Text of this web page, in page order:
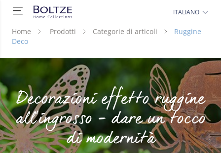
ITALIANO
Home Prodotti Categorie di articoli
Ruggine
Deco
Decorazioni effetto ruggine
all’ingrosso – dare un tocco
di modernità